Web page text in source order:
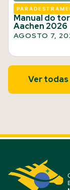
Manual do
Aachen 2026
AGOSTO 7,
Ver